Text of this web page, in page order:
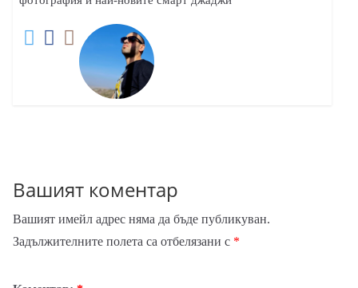
Вашият коментар
Вашият имейл адрес няма да бъде публикуван.
Задължителните полета са отбелязани с *